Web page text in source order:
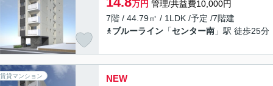
万円 管理/共益費10,000円
7階 / 44.79㎡ / 1LDK /予定 /7階建
ブルーライン 「センター南 」駅 徒歩25分
賃貸マンション NEW